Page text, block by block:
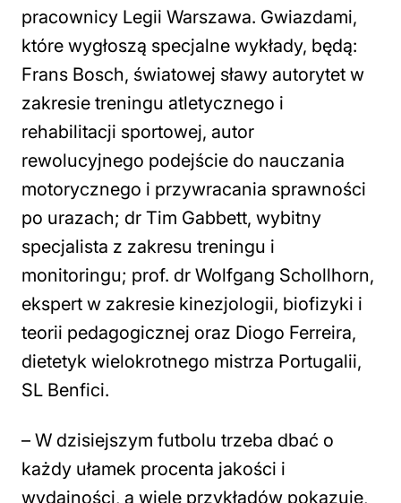
pracownicy Legii Warszawa. Gwiazdami,
które wygłoszą specjalne wykłady, będą:
Frans Bosch, światowej sławy autorytet w
zakresie treningu atletycznego i
rehabilitacji sportowej, autor
rewolucyjnego podejście do nauczania
motorycznego i przywracania sprawności
po urazach; dr Tim Gabbett, wybitny
specjalista z zakresu treningu i
monitoringu; prof. dr Wolfgang Schollhorn,
ekspert w zakresie kinezjologii, biofizyki i
teorii pedagogicznej oraz Diogo Ferreira,
dietetyk wielokrotnego mistrza Portugalii,
SL Benfici.
– W dzisiejszym futbolu trzeba dbać o
każdy ułamek procenta jakości i
wydajności, a wiele przykładów pokazuje,